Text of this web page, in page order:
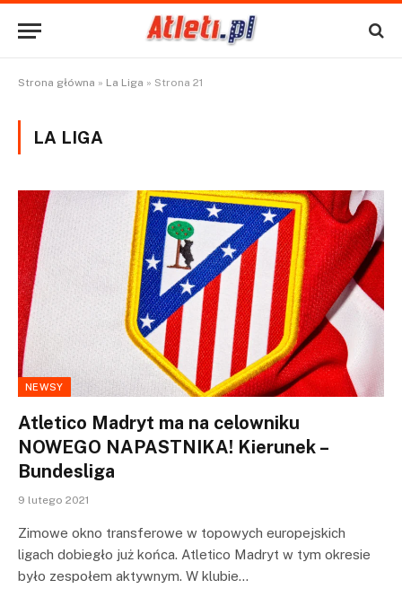
Strona główna » La Liga » Strona 21
LA LIGA
NEWSY
Atletico Madryt ma na celowniku
NOWEGO NAPASTNIKA! Kierunek –
Bundesliga
9 lutego 2021
Zimowe okno transferowe w topowych europejskich
ligach dobiegło już końca. Atletico Madryt w tym okresie
było zespołem aktywnym. W klubie…